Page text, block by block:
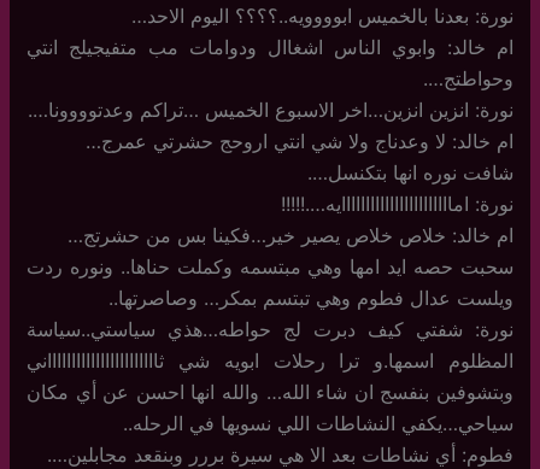
نورة: بعدنا بالخميس ابوووويه..؟؟؟؟ اليوم الاحد…
ام خالد: وابوي الناس اشغاال ودوامات مب متفيجيلج انتي
وحواطتج….
نورة: انزين انزين…اخر الاسبوع الخميس …تراكم وعدتوووونا….
ام خالد: لا وعدناج ولا شي انتي اروحج حشرتي عمرج…
شافت نوره انها بتكنسل….
نورة: امااااااااااااااااااااااايه….!!!!!
ام خالد: خلاص خلاص يصير خير…فكينا بس من حشرتج…
سحبت حصه ايد امها وهي مبتسمه وكملت حناها.. ونوره ردت
ويلست عدال فطوم وهي تبتسم بمكر… وصاصرتها..
نورة: شفتي كيف دبرت لج حواطه…هذي سياستي..سياسة
المظلوم اسمها.و ترا رحلات ابويه شي ثاااااااااااااااااااااااني
وبتشوفين بنفسج ان شاء الله… والله انها احسن عن أي مكان
سياحي…يكفي النشاطات اللي نسويها في الرحله..
فطوم: أي نشاطات بعد الا هي سيرة بررر وبنقعد مجابلين….